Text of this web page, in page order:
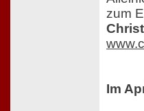
zum
Im